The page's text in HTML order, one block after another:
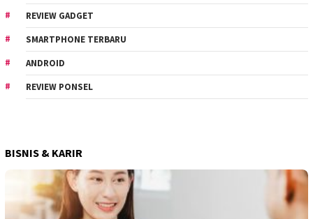
REVIEW GADGET
SMARTPHONE TERBARU
ANDROID
REVIEW PONSEL
BISNIS & KARIR